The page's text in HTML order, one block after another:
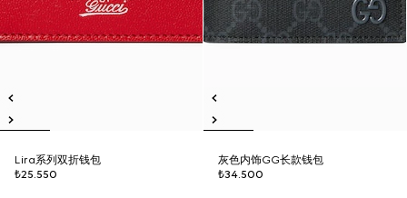
Lira系列双折钱包
₺25.550
灰色内饰GG长款钱包
₺34.500